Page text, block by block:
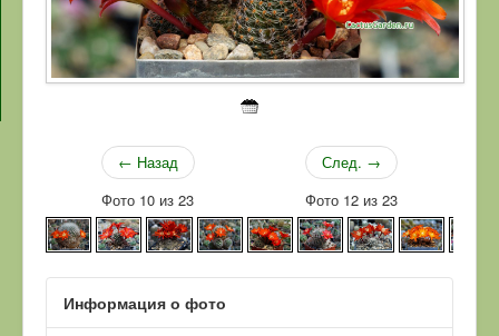
← Назад
Фото 10 из 23
След. →
Фото 12 из 23
Информация о фото